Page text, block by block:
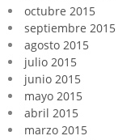
octubre 2015
septiembre 2015
agosto 2015
julio 2015
junio 2015
mayo 2015
abril 2015
marzo 2015